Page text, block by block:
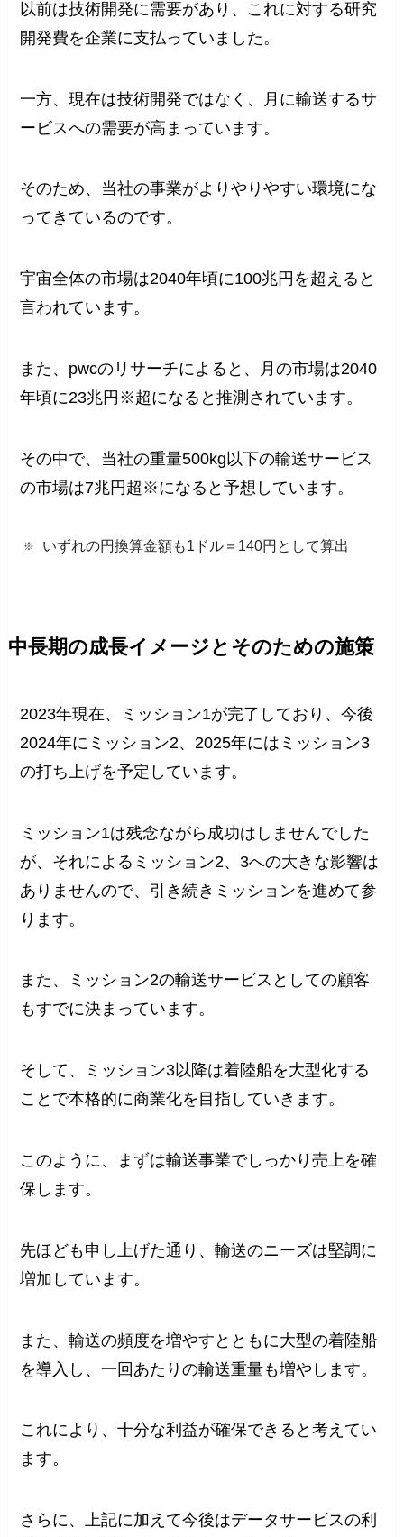
以前は技術開発に需要があり、これに対する研究
開発費を企業に支払っていました。
一方、現在は技術開発ではなく、月に輸送するサ
ービスへの需要が高まっています。
そのため、当社の事業がよりやりやすい環境にな
ってきているのです。
宇宙全体の市場は2040年頃に100兆円を超えると
言われています。
また、pwcのリサーチによると、月の市場は2040
年頃に23兆円※超になると推測されています。
その中で、当社の重量500kg以下の輸送サービス
の市場は7兆円超※になると予想しています。
いずれの円換算金額も1ドル＝140円として算出
中長期の成長イメージとそのための施策
2023年現在、ミッション1が完了しており、今後
2024年にミッション2、2025年にはミッション3
の打ち上げを予定しています。
ミッション1は残念ながら成功はしませんでした
が、それによるミッション2、3への大きな影響は
ありませんので、引き続きミッションを進めて参
ります。
また、ミッション2の輸送サービスとしての顧客
もすでに決まっています。
そして、ミッション3以降は着陸船を大型化する
ことで本格的に商業化を目指していきます。
このように、まずは輸送事業でしっかり売上を確
保します。
先ほども申し上げた通り、輸送のニーズは堅調に
増加しています。
また、輸送の頻度を増やすとともに大型の着陸船
を導入し、一回あたりの輸送重量も増やします。
これにより、十分な利益が確保できると考えてい
ます。
さらに、上記に加えて今後はデータサービスの利